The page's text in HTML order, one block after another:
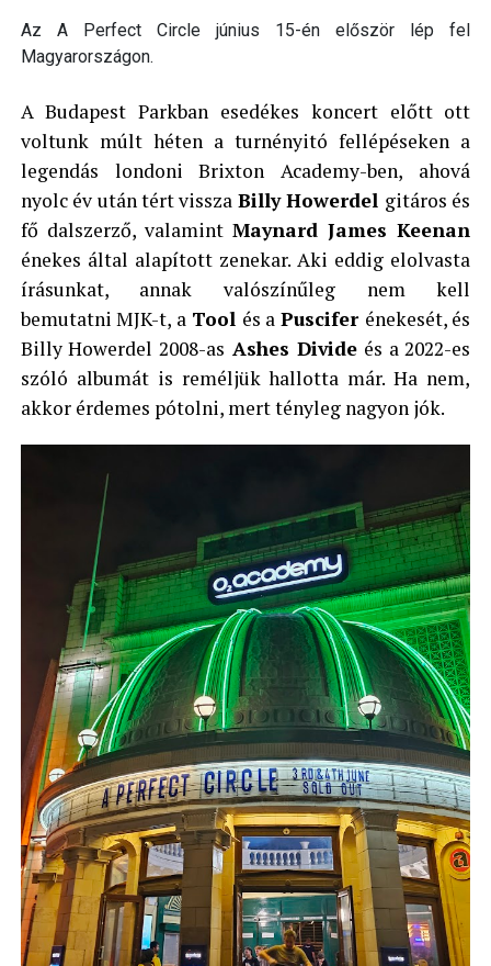
Az A Perfect Circle június 15-én először lép fel
Magyarországon.
A Budapest Parkban esedékes koncert előtt ott
voltunk múlt héten a turnényitó fellépéseken a
legendás londoni Brixton Academy-ben, ahová
nyolc év után tért vissza Billy Howerdel gitáros és
fő dalszerző, valamintMaynard James Keenan
énekes által alapított zenekar. Aki eddig elolvasta
írásunkat, annak valószínűleg nem kell
bemutatni MJK-t, a Tool és a Puscifer énekesét, és
Billy Howerdel 2008-as Ashes Divideés a 2022-es
szóló albumát is reméljük hallotta már. Ha nem,
akkor érdemes pótolni, mert tényleg nagyon jók.